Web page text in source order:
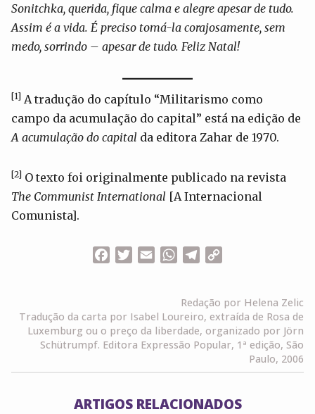
Sonitchka, querida, fique calma e alegre apesar de tudo.
Assim é a vida. É preciso tomá-la corajosamente, sem
medo, sorrindo – apesar de tudo. Feliz Natal!
[1] A tradução do capítulo “Militarismo como
campo da acumulação do capital” está na edição de
A acumulação do capital da editora Zahar de 1970.
[2] O texto foi originalmente publicado na revista
The Communist International [A Internacional
Comunista].
FacebookTwitterEmailWhatsApp
Telegram
Redação por Helena Zelic
Tradução da carta por Isabel Loureiro, extraída de Rosa de
Luxemburg ou o preço da liberdade, organizado por Jörn
Schütrumpf. Editora Expressão Popular, 1ª edição, São
Paulo, 2006
ARTIGOS RELACIONADOS